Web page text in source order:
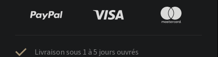
Livraison sous 1 à 5 jours ouvrés